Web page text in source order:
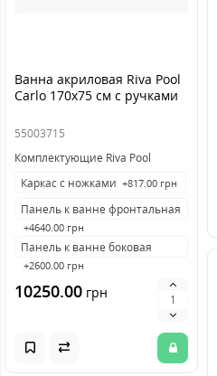
Ванна акриловая Riva Pool
Carlo 170x75 см с ручками
55003715
Комплектующие Riva Pool
Каркас с ножками +817.00 грн
Панель к ванне фронтальная
+4640.00 грн
Панель к ванне боковая
+2600.00 грн
10250.00 грн